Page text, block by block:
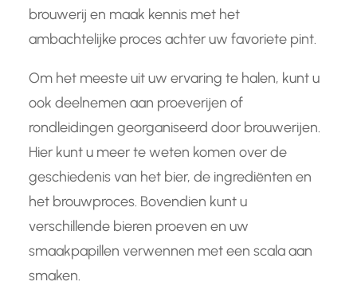
brouwerij en maak kennis met het
ambachtelijke proces achter uw favoriete pint.
Om het meeste uit uw ervaring te halen, kunt u
ook deelnemen aan proeverijen of
rondleidingen georganiseerd door brouwerijen.
Hier kunt u meer te weten komen over de
geschiedenis van het bier, de ingrediënten en
het brouwproces. Bovendien kunt u
verschillende bieren proeven en uw
smaakpapillen verwennen met een scala aan
smaken.